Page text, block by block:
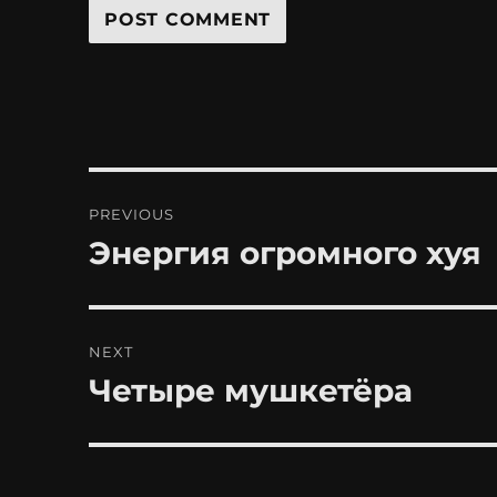
navigation
PREVIOUS
Previous
Энергия огромного хуя
NEXT
Next
Четыре мушкетёра